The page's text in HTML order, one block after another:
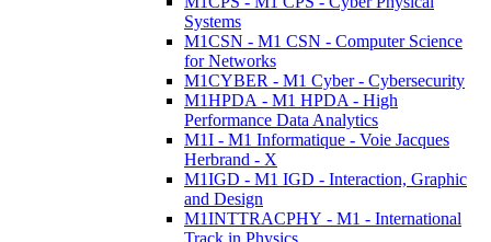
Systems
M1CSN - M1 CSN - Computer Science
for Networks
M1CYBER - M1 Cyber - Cybersecurity
M1HPDA - M1 HPDA - High
Performance Data Analytics
M1I - M1 Informatique - Voie Jacques
Herbrand - X
M1IGD - M1 IGD - Interaction, Graphic
and Design
M1INTTRACPHY - M1 - International
Track in Physics